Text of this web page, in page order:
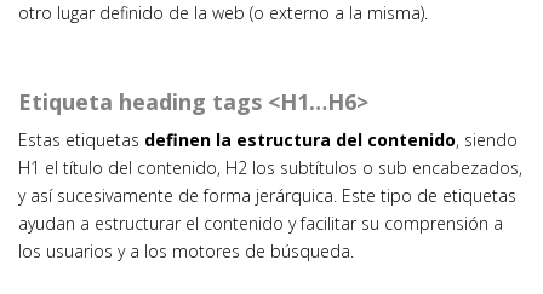
otro lugar definido de la web (o externo a la misma).
Etiqueta heading tags <H1…H6>
Estas etiquetas definen la estructura del contenido, siendo
H1 el título del contenido, H2 los subtítulos o sub encabezados,
y así sucesivamente de forma jerárquica. Este tipo de etiquetas
ayudan a estructurar el contenido y facilitar su comprensión a
los usuarios y a los motores de búsqueda.